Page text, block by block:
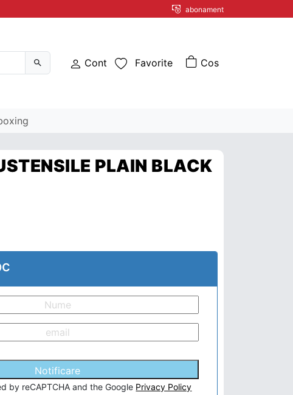
abonament
Cont Favorite
PLAIN BLACK
Notificare
by reCAPTCHA and the Google Privacy Policy